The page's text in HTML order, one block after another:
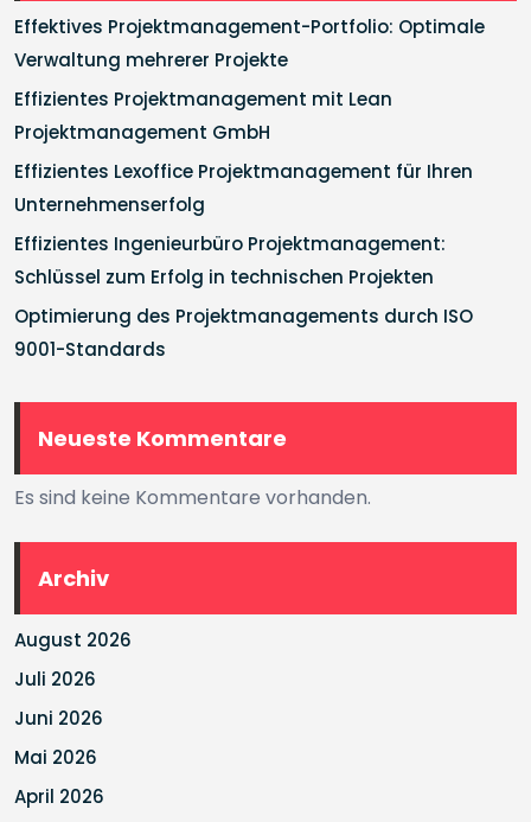
Effektives Projektmanagement-Portfolio: Optimale
Verwaltung mehrerer Projekte
Effizientes Projektmanagement mit Lean
Projektmanagement GmbH
Effizientes Lexoffice Projektmanagement für Ihren
Unternehmenserfolg
Effizientes Ingenieurbüro Projektmanagement:
Schlüssel zum Erfolg in technischen Projekten
Optimierung des Projektmanagements durch ISO
9001-Standards
Neueste Kommentare
Es sind keine Kommentare vorhanden.
Archiv
August 2026
Juli 2026
Juni 2026
Mai 2026
April 2026